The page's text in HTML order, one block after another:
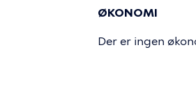
ØKONOMI
Der er ingen